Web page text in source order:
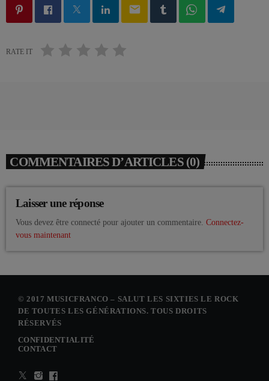
email
RATE IT
COMMENTAIRES D’ARTICLES (0)
Laisser une réponse
Vous devez être connecté pour ajouter un commentaire. Connectez-
vous maintenant
© 2017 MUSICFRANCO – SALUT LES SIXTIES LE ROCK
DE TOUTES LES GÉNÉRATIONS. TOUS DROITS
RÉSERVÉS
CONFIDENTIALITÉ
CONTACT